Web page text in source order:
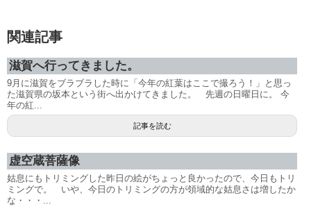
関連記事
滋賀へ行ってきました。
9月に滋賀をブラブラした時に「今年の紅葉はここで撮ろう！」と思っ
た滋賀県の坂本という街へ出かけてきました。 先週の日曜日に。 今
年の紅...
記事を読む
虚空蔵菩薩像
姑息にもトリミングした昨日の絵がちょっと良かったので、今日もトリ
ミングで。 いや、今日のトリミングの方が領域的な姑息さは増したか
な・・・...